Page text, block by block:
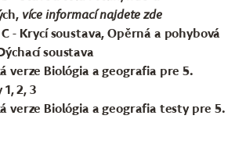
více informací najdetezde
- Krycí soustava, Opěrná a pohybová
soustava
verze Biológia a geografia pre 5.
2, 3
verze Biológia a geografia testy pre 5.